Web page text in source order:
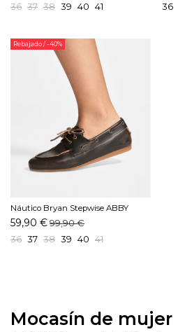
36 37 38 39 40 41
36
Rebajado/ -40%
Náutico Bryan Stepwise ABBY
6700 Marrón
59,90 €99,90 €
36 37 38 39 40 41
Mocasín de mujer